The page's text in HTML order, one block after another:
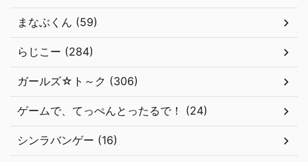
まなぶくん (59)
らじこー (284)
ガールズ☆ト～ク (306)
ゲームで、てっぺんとったるで！ (24)
シンラバンゲー (16)